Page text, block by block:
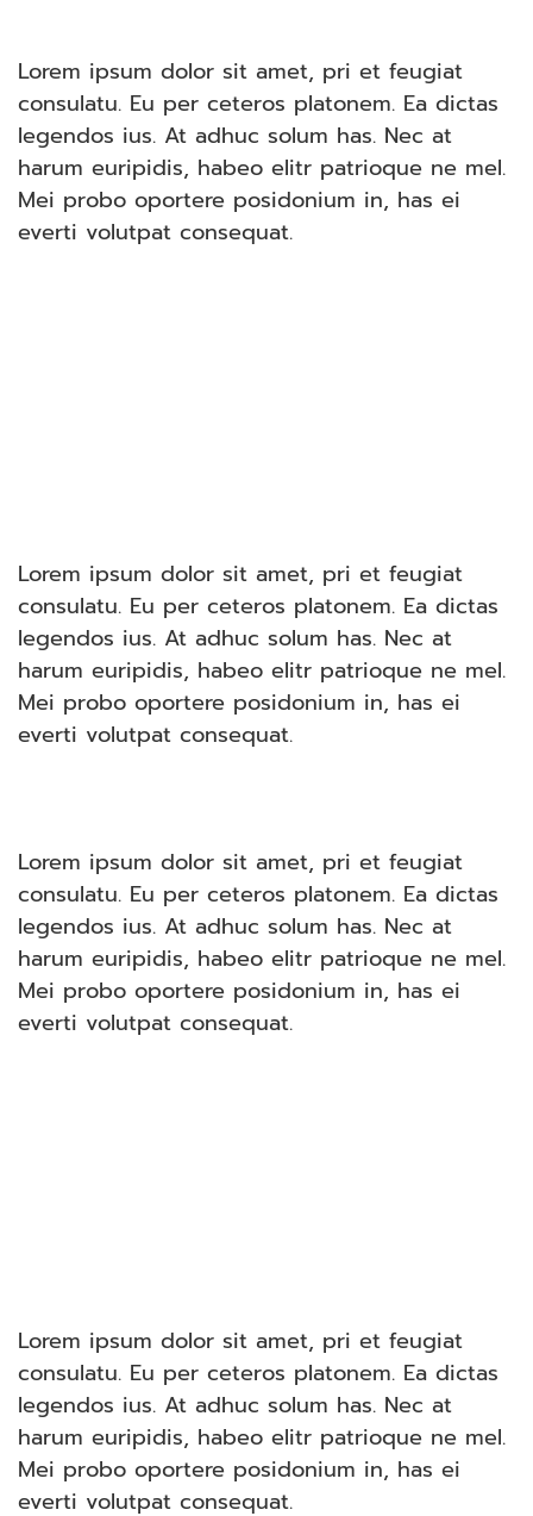
Lorem ipsum dolor sit amet, pri et feugiat
consulatu. Eu per ceteros platonem. Ea dictas
legendos ius. At adhuc solum has. Nec at
harum euripidis, habeo elitr patrioque ne mel.
Mei probo oportere posidonium in, has ei
everti volutpat consequat.
Lorem ipsum dolor sit amet, pri et feugiat
consulatu. Eu per ceteros platonem. Ea dictas
legendos ius. At adhuc solum has. Nec at
harum euripidis, habeo elitr patrioque ne mel.
Mei probo oportere posidonium in, has ei
everti volutpat consequat.
Lorem ipsum dolor sit amet, pri et feugiat
consulatu. Eu per ceteros platonem. Ea dictas
legendos ius. At adhuc solum has. Nec at
harum euripidis, habeo elitr patrioque ne mel.
Mei probo oportere posidonium in, has ei
everti volutpat consequat.
Lorem ipsum dolor sit amet, pri et feugiat
consulatu. Eu per ceteros platonem. Ea dictas
legendos ius. At adhuc solum has. Nec at
harum euripidis, habeo elitr patrioque ne mel.
Mei probo oportere posidonium in, has ei
everti volutpat consequat.